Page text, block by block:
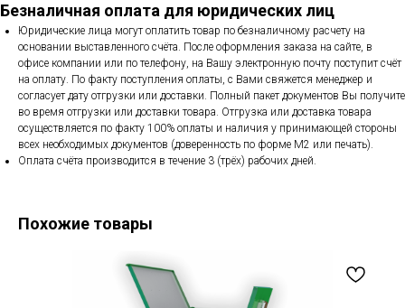
Безналичная оплата для юридических лиц
Юридические лица могут оплатить товар по безналичному расчету на
основании выставленного счёта. После оформления заказа на сайте, в
офисе компании или по телефону, на Вашу электронную почту поступит счёт
на оплату. По факту поступления оплаты, с Вами свяжется менеджер и
согласует дату отгрузки или доставки. Полный пакет документов Вы получите
во время отгрузки или доставки товара. Отгрузка или доставка товара
осуществляется по факту 100% оплаты и наличия у принимающей стороны
всех необходимых документов (доверенность по форме М2 или печать).
Оплата счёта производится в течение 3 (трёх) рабочих дней.
Похожие товары